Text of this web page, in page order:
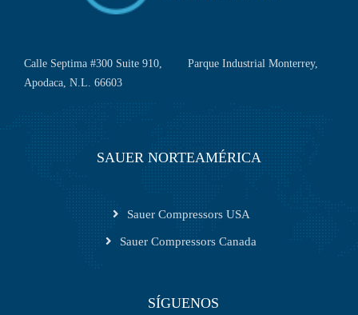
Calle Septima #300 Suite 910, Parque Industrial Monterrey,
Apodaca, N.L. 66603
SAUER NORTEAMÉRICA
Sauer Compressors USA
Sauer Compressors Canada
SÍGUENOS